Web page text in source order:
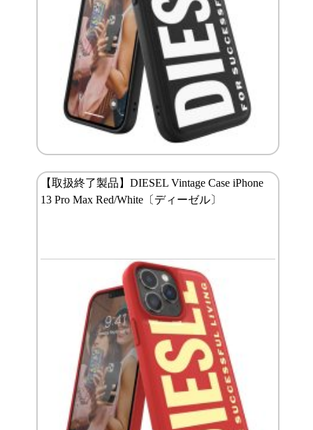
【取扱終了製品】DIESEL Vintage Case iPhone
13 Pro Max Red/White〔ディーゼル〕